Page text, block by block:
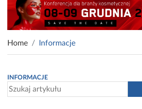
Home Informacje
INFORMACJE